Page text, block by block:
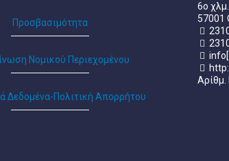
Προσβασιμότητα
Νομικού Περιεχομένου
Δεδομένα-Πολιτική Απορρήτου
6ο
57001